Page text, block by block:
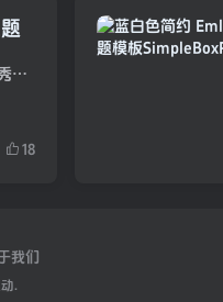
简介： 非常优秀的EMlog博客模板beginning,这是款非常优秀的emlog模板，采用自适应式设计，界面精致好看，大气美观，展示博客数据统计的个人中心类型头部，自媒体气息十足；内置5种分类文章列表...
18
我们
.